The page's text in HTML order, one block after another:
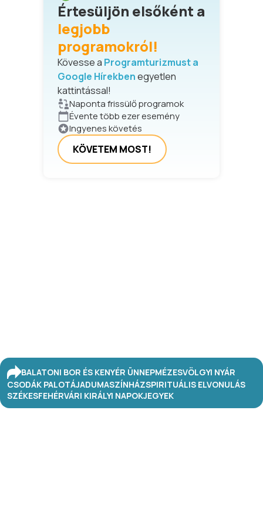
Értesüljön elsőként a
legjobb
programokról!
Kövesse a Programturizmust a
Google Hírekbenegyetlen
kattintással!
Naponta frissülő programok
Évente több ezer esemény
Ingyenes követés
KÖVETEM MOST!
BALATONI BOR ÉS KENYÉR ÜNNEPMÉZESVÖLGYI NYÁR
CSODÁK PALOTÁJADUMASZÍNHÁZSPIRITUÁLIS ELVONULÁS
SZÉKESFEHÉRVÁRI KIRÁLYI NAPOKJEGYEK